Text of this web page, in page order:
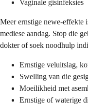
Vaginale gisinfeksies
Meer ernstige newe-effekte
mediese aandag. Stop die
dokter of soek noodhulp
Ernstige veluitslag,
Swelling van die
Moeilikheid met
Ernstige of waterige